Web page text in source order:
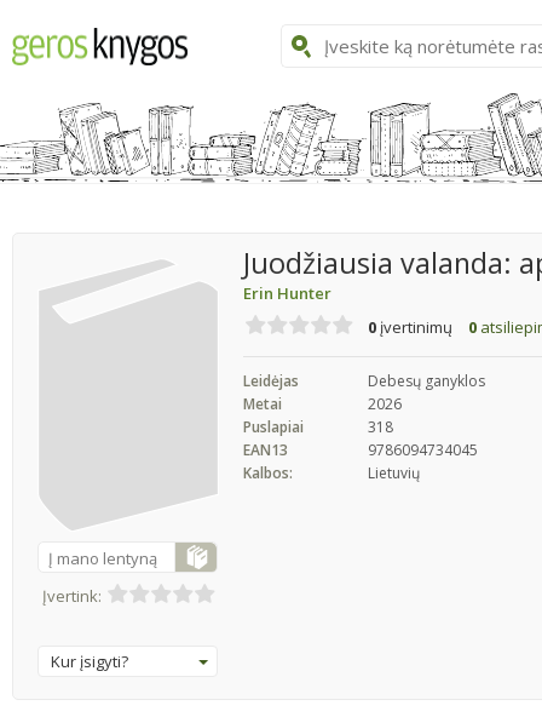
Į mano lentyną
Įvertink:
Kur įsigyti?
Juodžiausia valanda:
Erin Hunter
0 įvertinimų 0
Leidėjas
Debesų ganyklos
Metai
2026
Puslapiai
318
EAN13
9786094734045
Kalbos:
Lietuvių